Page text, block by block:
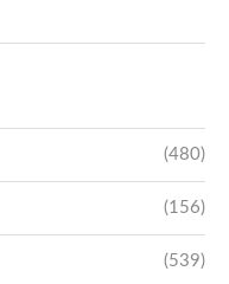
(480)
(156)
(539)